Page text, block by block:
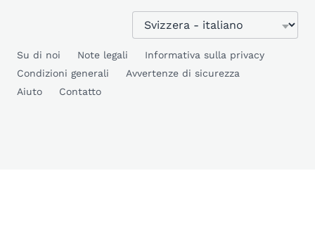
Su di noi Note legali
Informativa sulla privacy
Condizioni generali
Avvertenze di sicurezza
Aiuto
Contatto